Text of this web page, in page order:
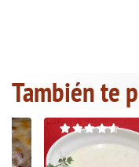
También te